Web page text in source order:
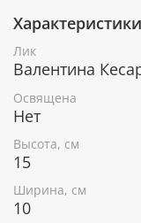
При
использовались
выравнивающие
поля иконы
орнаментом и
мученица
Характеристики
Лик
Валентина
Освящена
Нет
Высота, см
15
Ширина, см
10